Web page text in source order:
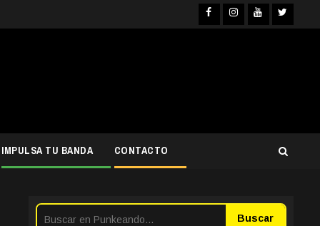
Facebook
Instagram
IMPULSA TU BANDA CONTACTO
Buscar